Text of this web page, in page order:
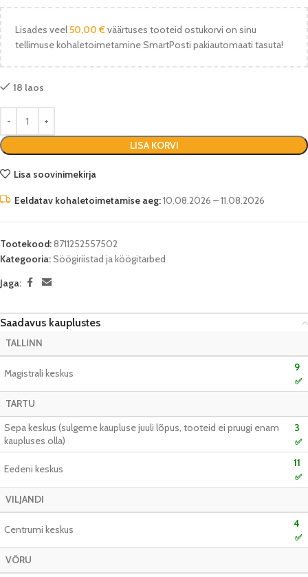
Lisades veel50,00 €väärtuses tooteid ostukorvi on sinu
tellimuse kohaletoimetamine SmartPosti pakiautomaati tasuta!
18 laos
LISA KORVI
Lisa soovinimekirja
Eeldatav kohaletoimetamise aeg:10.08.2026 – 11.08.2026
Tootekood:8711252557502
Kategooria:Söögiriistad ja köögitarbed
Jaga:
Saadavus kauplustes
TALLINN
Magistrali keskus 9
✅
TARTU
Sepa keskus (sulgeme kaupluse juuli lõpus, tooteid ei pruugi enam
kaupluses olla)
3
✅
Eedeni keskus 11
✅
VILJANDI
Centrumi keskus 4
✅
VÕRU